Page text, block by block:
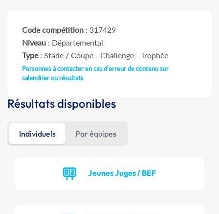
Code compétition : 317429
Niveau : Départemental
Type: Stade / Coupe - Challenge - Trophée
Personnes à contacter en cas d'erreur de contenu sur
calendrier ou résultats
Résultats disponibles
Individuels Par équipes
Jeunes Juges / BEF